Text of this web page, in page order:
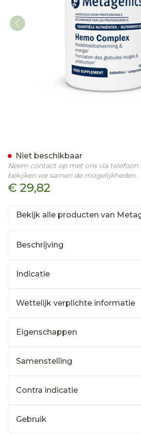
€ 29,82
Niet beschikbaar
Neem contact op met ons via telefoon
bekijken we samen de mogelijkheden.
Bekijk alle producten van
Beschrijving
Indicatie
Wettelijk verplichte informatie
Eigenschappen
Samenstelling
Contra indicatie
Gebruik